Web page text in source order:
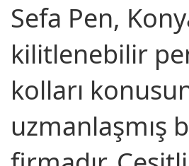
Sefa Pen,
kilitlenebilir
kolları
uzmanlaşmış